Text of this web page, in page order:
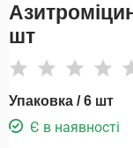
шт
Упаковка / 6 шт
Є в наявності